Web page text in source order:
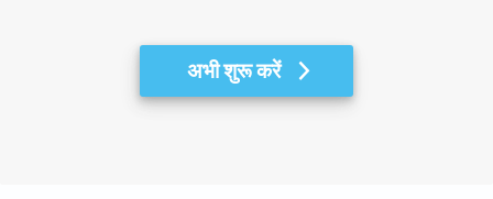
अभी शुरू करें